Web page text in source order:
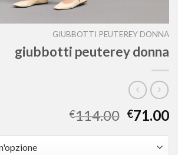
GIUBBOTTI PEUTEREY DONNA
giubbotti peuterey donna
€114.00 €71.00